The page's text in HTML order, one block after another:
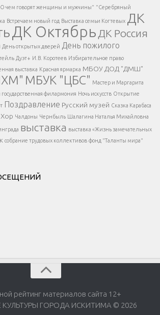
>
>
</div > </div >
чем говорят женщины и мужчины" "Серебряный
Встречаем новый год Выставка семьи Когтевых ДК
ДК Октябрь ДК Россия
День открытых дверей День пожилого
Дуэт+ И.В. Коротеев Избирательное право
выставка Красная ярмарка МБОУ ДОД "ДМШ"
МБУК "ЦБС" Мастер и Маргарита
государственная филармония Ночь искусств Открытие
Поздравление Русский музей Сказка Карабаса
Хор Чалдоны Чернбыль Шалагина Наталья Михайловна
выставка выставка «Жизнь замечательных
собрание трудовых коллективов фонд "Таланты мира"
рейтинг материалов сайта 12+
КУЛЬТУРЫ ГОРОДА ИСКИТИМА © 2026